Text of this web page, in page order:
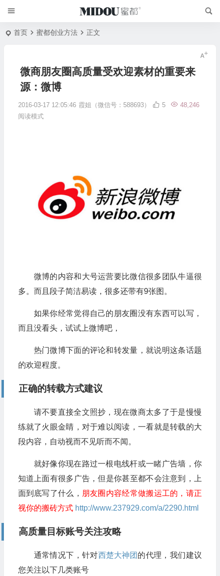
首页 蜜都创业方法 正文
微商朋友圈高质量受欢迎素材的重要来
源：微博
2016-03-17 12:05:46 霞姐（微信号：588693） 48,246
5
阅读模式
微博的内容和大号运营要比微信很多团队牛逼很
多。而且段子简洁易读，很多还带有9张图。
如果你经常觉得自己的朋友圈没有东西可以写，
而且没看头，试试上微博吧，
热门微博下面的评论和转发量，就说明这条话题
的欢迎程度。
正确的转载方式建议
请不要直接全文照抄，现在微商太多了于是慢慢
练就了火眼金睛，对于难以阅读，一看就是转载的大
段内容，自动视而不见听而不闻。
就好像你现在路过一根电线杆或一睹广告墙，你
知道上面有很多广告，但是你甚至都不会注意到，上
面到底写了什么， 朋友圈内容经常做搬运工的，请正
视你的搬砖方式 http://www.237929.com/a/2290.html
高质量目标账号关注攻略
通常情况下，针对西楚大神团 的代理，我们建议
您关注以下几类账号